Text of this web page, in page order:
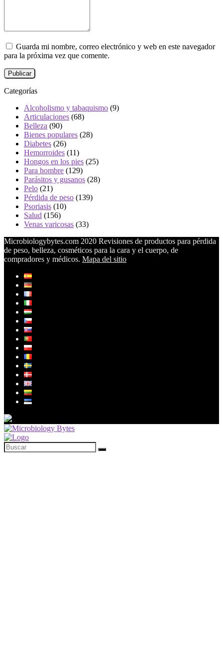
Guarda mi nombre, correo electrónico y web en este navegador
para la próxima vez que comente.
Categorías
Alcoholismo y tabaquismo (9)
Articulaciones (68)
Belleza (90)
Bienes populares (28)
Diabetes (26)
Hemorroides (11)
Hongos en los pies (25)
Para hombre (129)
Parásitos y gusanos (28)
Pelo (21)
Pérdida de peso (139)
Psoriasis (10)
Salud (156)
Venas varicosas (33)
Microbiologybytes.com 2020 Revisiones de productos para pérdida
de peso, belleza, cosméticos para la cara y el cuerpo, de
compradores y médicos. Mapa del sitio